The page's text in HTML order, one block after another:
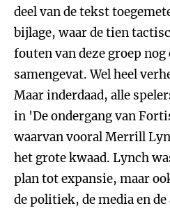
deel van de tekst
bijlage, waar de tien
fouten van deze groep nog
samengevat. Wel heel
Maar inderdaad, alle
in 'De ondergang van
waarvan vooral Merrill
het grote kwaad. Lynch
plan tot expansie, maar
de politiek, de media en